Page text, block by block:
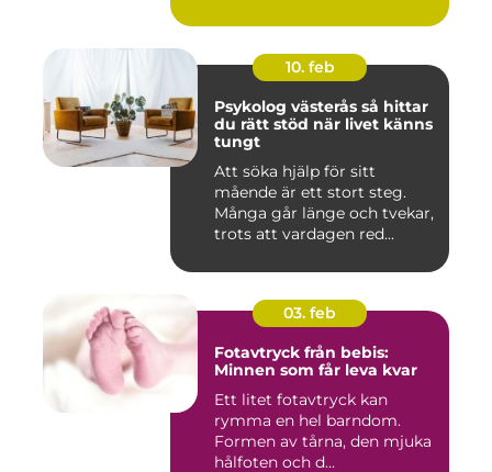
10. feb
Psykolog västerås så hittar
du rätt stöd när livet känns
tungt
Att söka hjälp för sitt
mående är ett stort steg.
Många går länge och tvekar,
trots att vardagen red...
03. feb
Fotavtryck från bebis:
Minnen som får leva kvar
Ett litet fotavtryck kan
rymma en hel barndom.
Formen av tårna, den mjuka
hålfoten och d...